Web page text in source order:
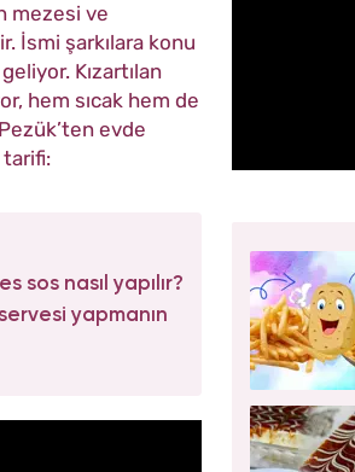
mezesi ve
İsmi şarkılara konu
Kızartılan
hem sıcak hem de
evde
tarifi:
sos nasıl yapılır?
yapmanın